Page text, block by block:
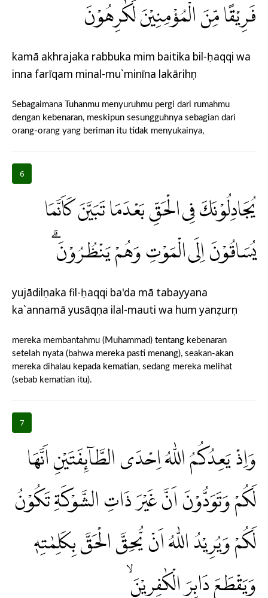
فَرِيْقًا مِّنَ الْمُؤْمِنِيْنَ لَكٰرِهُوْنَ
kamā akhrajaka rabbuka mim baitika bil-ḥaqqi wa
inna farīqam minal-mu`minīna lakārihụn
Sebagaimana Tuhanmu menyuruhmu pergi dari rumahmu
dengan kebenaran, meskipun sesungguhnya sebagian dari
orang-orang yang beriman itu tidak menyukainya,
6
يُجَادِلُوْنَكَ فِى الْحَقِّ بَعْدَمَا تَبَيَّنَ كَاَنَّمَا
يُسَاقُوْنَ اِلَى الْمَوْتِ وَهُمْ يَنْظُرُوْنَ ۗ
yujādilụnaka fil-ḥaqqi ba'da mā tabayyana
ka`annamā yusāqụna ilal-mauti wa hum yanẓurụn
mereka membantahmu (Muhammad) tentang kebenaran
setelah nyata (bahwa mereka pasti menang), seakan-akan
mereka dihalau kepada kematian, sedang mereka melihat
(sebab kematian itu).
7
وَاِذْ يَعِدُكُمُ اللّٰهُ اِحْدَى الطَّاۤىِٕفَتَيْنِ اَنَّهَا
لَكُمْ وَتَوَدُّوْنَ اَنَّ غَيْرَ ذَاتِ الشَّوْكَةِ تَكُوْنُ
لَكُمْ وَيُرِيْدُ اللّٰهُ اَنْ يُّحِقَّ الْحَقَّ بِكَلِمٰتِهٖ
وَيَقْطَعَ دَابِرَ الْكٰفِرِيْنَۙ